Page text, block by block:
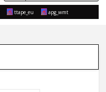
ttape_eu apg_wmt